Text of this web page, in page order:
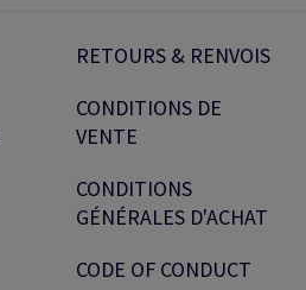
RETOURS & RENVOIS
CONDITIONS DE
VENTE
CONDITIONS
GÉNÉRALES D'ACHAT
CODE OF CONDUCT